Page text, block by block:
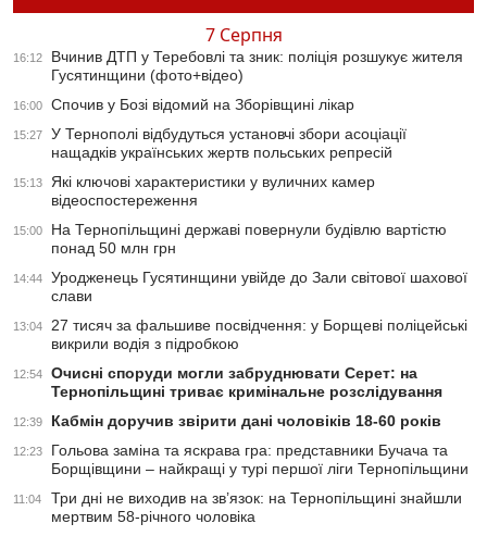
7 Серпня
16:12
Вчинив ДТП у Теребовлі та зник: поліція розшукує жителя
Гусятинщини (фото+відео)
16:00 Спочив у Бозі відомий на Зборівщині лікар
15:27
У Тернополі відбудуться установчі збори асоціації
нащадків українських жертв польських репресій
15:13
Які ключові характеристики у вуличних камер
відеоспостереження
15:00
На Тернопільщині державі повернули будівлю вартістю
понад 50 млн грн
14:44
Уродженець Гусятинщини увійде до Зали світової шахової
слави
13:04
27 тисяч за фальшиве посвідчення: у Борщеві поліцейські
викрили водія з підробкою
12:54
Очисні споруди могли забруднювати Серет: на
Тернопільщині триває кримінальне розслідування
12:39 Кабмін доручив звірити дані чоловіків 18-60 років
12:23
Гольова заміна та яскрава гра: представники Бучача та
Борщівщини – найкращі у турі першої ліги Тернопільщини
11:04
Три дні не виходив на зв’язок: на Тернопільщині знайшли
мертвим 58-річного чоловіка